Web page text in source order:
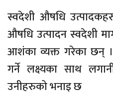
स्वदेशी औषधि
औषधि उत्पादन स्वदेशी
आशंका व्यक्त गरेका छन् ।
गर्ने लक्ष्यका साथ
उनीहरुको भनाइ छ